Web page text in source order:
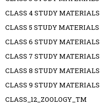
CLASS 4 STUDY MATERIALS
CLASS 5 STUDY MATERIALS
CLASS 6 STUDY MATERIALS
CLASS 7 STUDY MATERIALS
CLASS 8 STUDY MATERIALS
CLASS 9 STUDY MATERIALS
CLASS_12_ZOOLOGY_TM